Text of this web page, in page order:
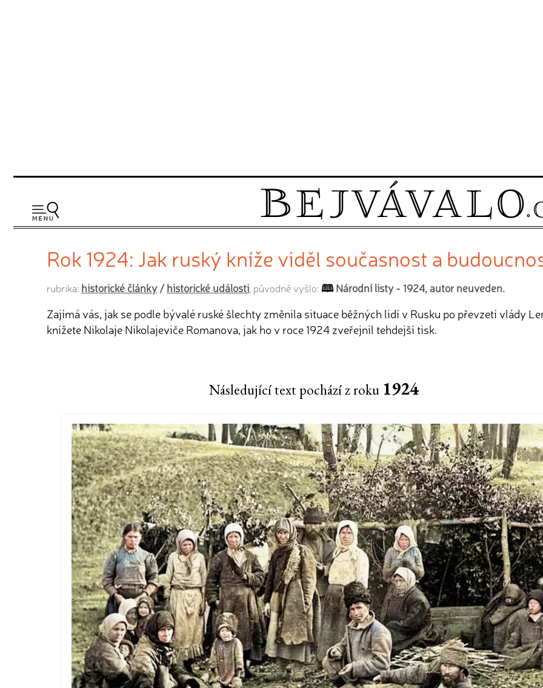
Rok 1924: Jak ruský kníže viděl současnost a
rubrika: historické články/historické události , původně vyšlo: Národní listy - 1924, autor neuveden.
Zajímá vás, jak se podle bývalé ruské šlechty změnila situace běžných lidí v Rusku po převzetí vlády
knížete Nikolaje Nikolajeviče Romanova, jak ho v roce 1924 zveřejnil tehdejší tisk.
Následující text pochází z roku 1924